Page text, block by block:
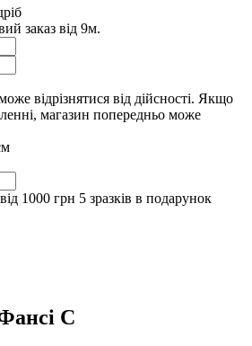
заказ вiд 9м.
відрізнятися від дійсності. Якщо
магазин попередньо може
1000 грн 5 зразків в подарунок
С